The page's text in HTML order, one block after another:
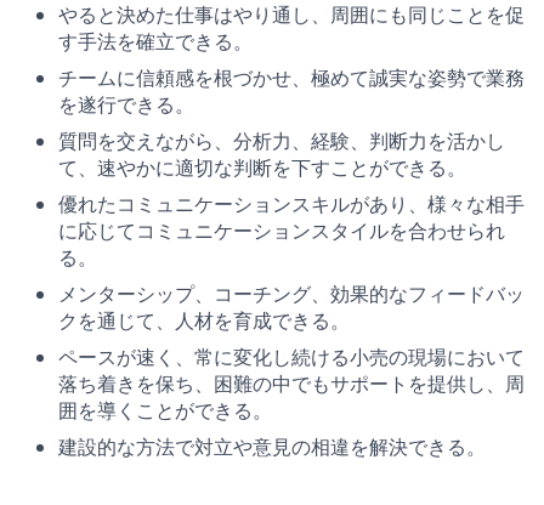
やると決めた仕事はやり通し、周囲にも同じことを促
す手法を確立できる。
チームに信頼感を根づかせ、極めて誠実な姿勢で業務
を遂行できる。
質問を交えながら、分析力、経験、判断力を活かし
て、速やかに適切な判断を下すことができる。
優れたコミュニケーションスキルがあり、様々な相手
に応じてコミュニケーションスタイルを合わせられ
る。
メンターシップ、コーチング、効果的なフィードバッ
クを通じて、人材を育成できる。
ペースが速く、常に変化し続ける小売の現場において
落ち着きを保ち、困難の中でもサポートを提供し、周
囲を導くことができる。
建設的な方法で対立や意見の相違を解決できる。